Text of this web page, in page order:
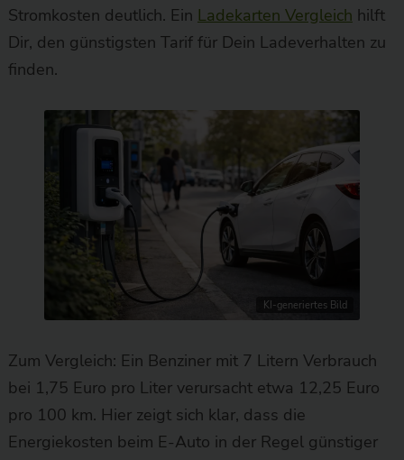
Stromkosten deutlich. Ein Ladekarten Vergleich hilft
Dir, den günstigsten Tarif für Dein Ladeverhalten zu
finden.
KI-generiertes Bild
Zum Vergleich: Ein Benziner mit 7 Litern Verbrauch
bei 1,75 Euro pro Liter verursacht etwa 12,25 Euro
pro 100 km. Hier zeigt sich klar, dass die
Energiekosten beim E-Auto in der Regel günstiger